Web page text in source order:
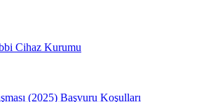
Cihaz Kurumu
(2025) Başvuru Koşulları